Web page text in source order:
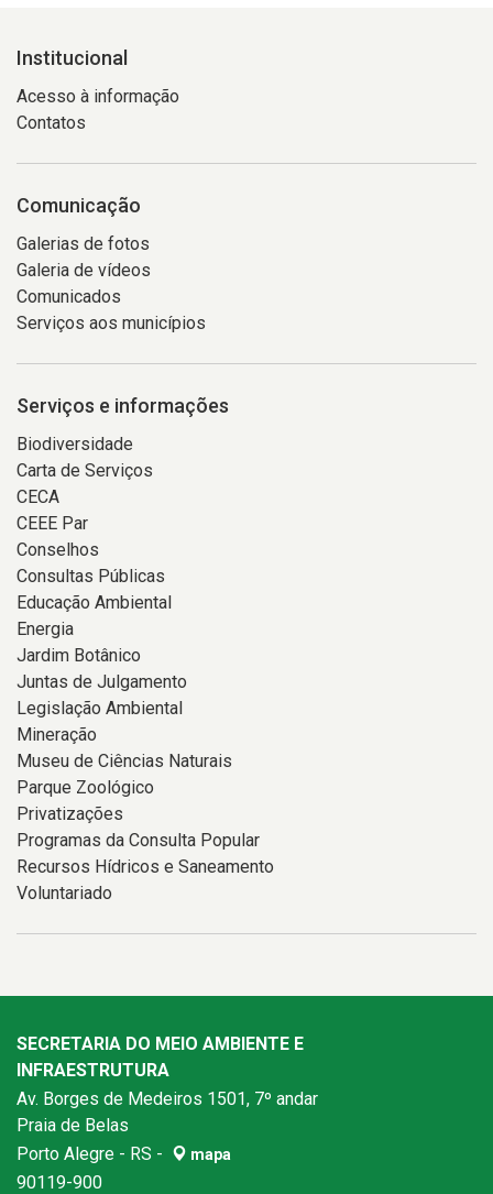
Institucional
Acesso à informação
Contatos
Comunicação
Galerias de fotos
Galeria de vídeos
Comunicados
Serviços aos municípios
Serviços e informações
Biodiversidade
Carta de Serviços
CECA
CEEE Par
Conselhos
Consultas Públicas
Educação Ambiental
Energia
Jardim Botânico
Juntas de Julgamento
Legislação Ambiental
Mineração
Museu de Ciências Naturais
Parque Zoológico
Privatizações
Programas da Consulta Popular
Recursos Hídricos e Saneamento
Voluntariado
SECRETARIA DO MEIO AMBIENTE E
INFRAESTRUTURA
Av. Borges de Medeiros 1501, 7º andar
Praia de Belas
Porto Alegre - RS -
mapa
90119-900